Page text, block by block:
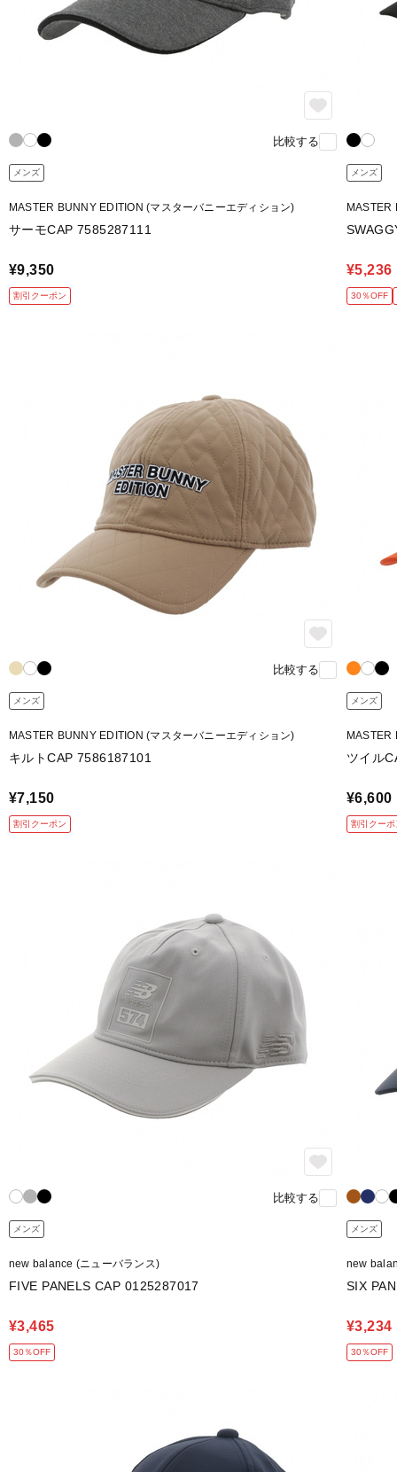
比較する
メンズ
MASTER BUNNY EDITION (マスターバニーエディション)
サーモCAP 7585287111
¥9,350
割引クーポン
メンズ
MASTER
¥5,236
30％OFF
比較する
メンズ
MASTER BUNNY EDITION (マスターバニーエディション)
キルトCAP 7586187101
¥7,150
割引クーポン
メンズ
MASTER
ツイル
¥6,600
割引クーポ
比較する
メンズ
new balance (ニューバランス)
FIVE PANELS CAP 0125287017
¥3,465
30％OFF
メンズ
new
SIX
¥3,234
30％OFF